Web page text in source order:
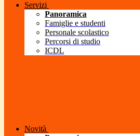
Servizi
Panoramica
Famiglie e studenti
Personale scolastico
Percorsi di studio
ICDL
Novità